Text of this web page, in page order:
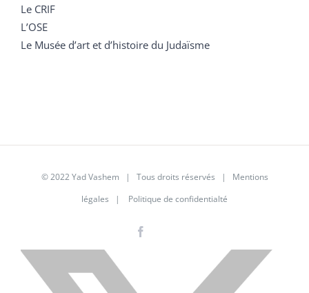
Le CRIF
L’OSE
Le Musée d’art et d’histoire du Judaïsme
© 2022 Yad Vashem | Tous droits réservés | Mentions
légales | Politique de confidentialté